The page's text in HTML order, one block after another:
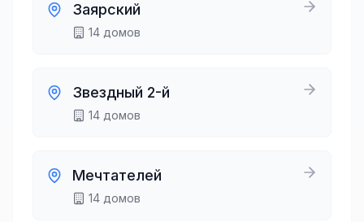
Заярский
14 домов
Звездный 2-й
14 домов
Мечтателей
14 домов